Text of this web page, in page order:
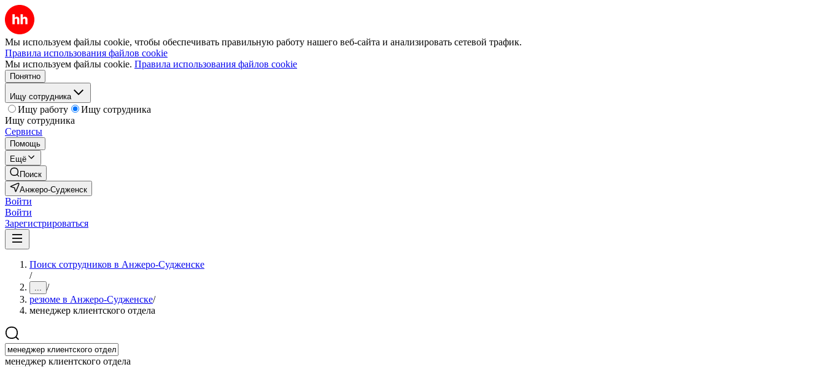
Мы используем файлы cookie, чтобы обеспечивать правильную работу нашего веб-сайта и анализировать сетевой трафик.
Правила использования файлов cookie
Мы используем файлы cookie. Правила использования файлов cookie
Понятно
Ищу сотрудника
Ищу работу
Ищу сотрудника
Ищу сотрудника
Сервисы
Помощь
Ещё
Поиск
Анжеро-Судженск
Войти
Войти
Зарегистрироваться
Поиск сотрудников в Анжеро-Судженске
/
... /
резюме в Анжеро-Судженске/
менеджер клиентского отдела
менеджер клиентского отдела